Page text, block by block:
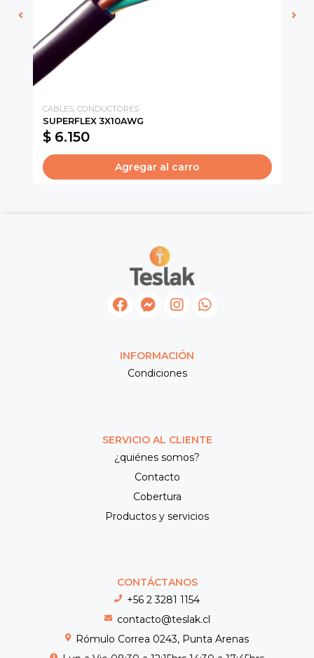
CABLES. CONDUCTORES
SUPERFLEX 3X10AWG
$ 6.150
Agregar al carro
INFORMACIÓN
Condiciones
SERVICIO AL CLIENTE
¿quiénes somos?
Contacto
Cobertura
Productos y servicios
CONTÁCTANOS
+56 2 3281 1154
contacto@teslak.cl
Rómulo Correa 0243, Punta Arenas